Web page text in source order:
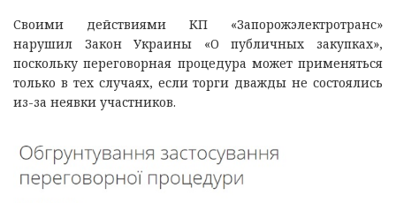
Своими действиями КП «Запорожэлектротранс»
нарушил Закон Украины «О публичных закупках»,
поскольку переговорная процедура может применяться
только в тех случаях, если торги дважды не состоялись
из-за неявки участников.